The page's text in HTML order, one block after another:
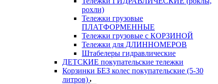
рохли)
Тележки грузовые
ПЛАТФОРМЕННЫЕ
Тележки грузовые с КОРЗИНОЙ
Тележки для ДЛИННОМЕРОВ
Штабелеры гидравлические
ДЕТСКИЕ покупательские тележки
Корзинки БЕЗ колес покупательские (5-30
литров)